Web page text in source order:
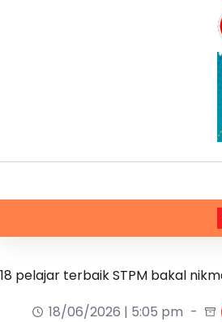
18 pelajar terbaik STPM bakal
18/06/2026 | 5:05 pm